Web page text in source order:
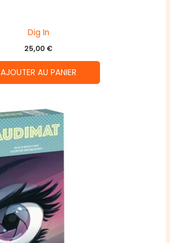
Dig In
25,00 €
AJOUTER AU PANIER